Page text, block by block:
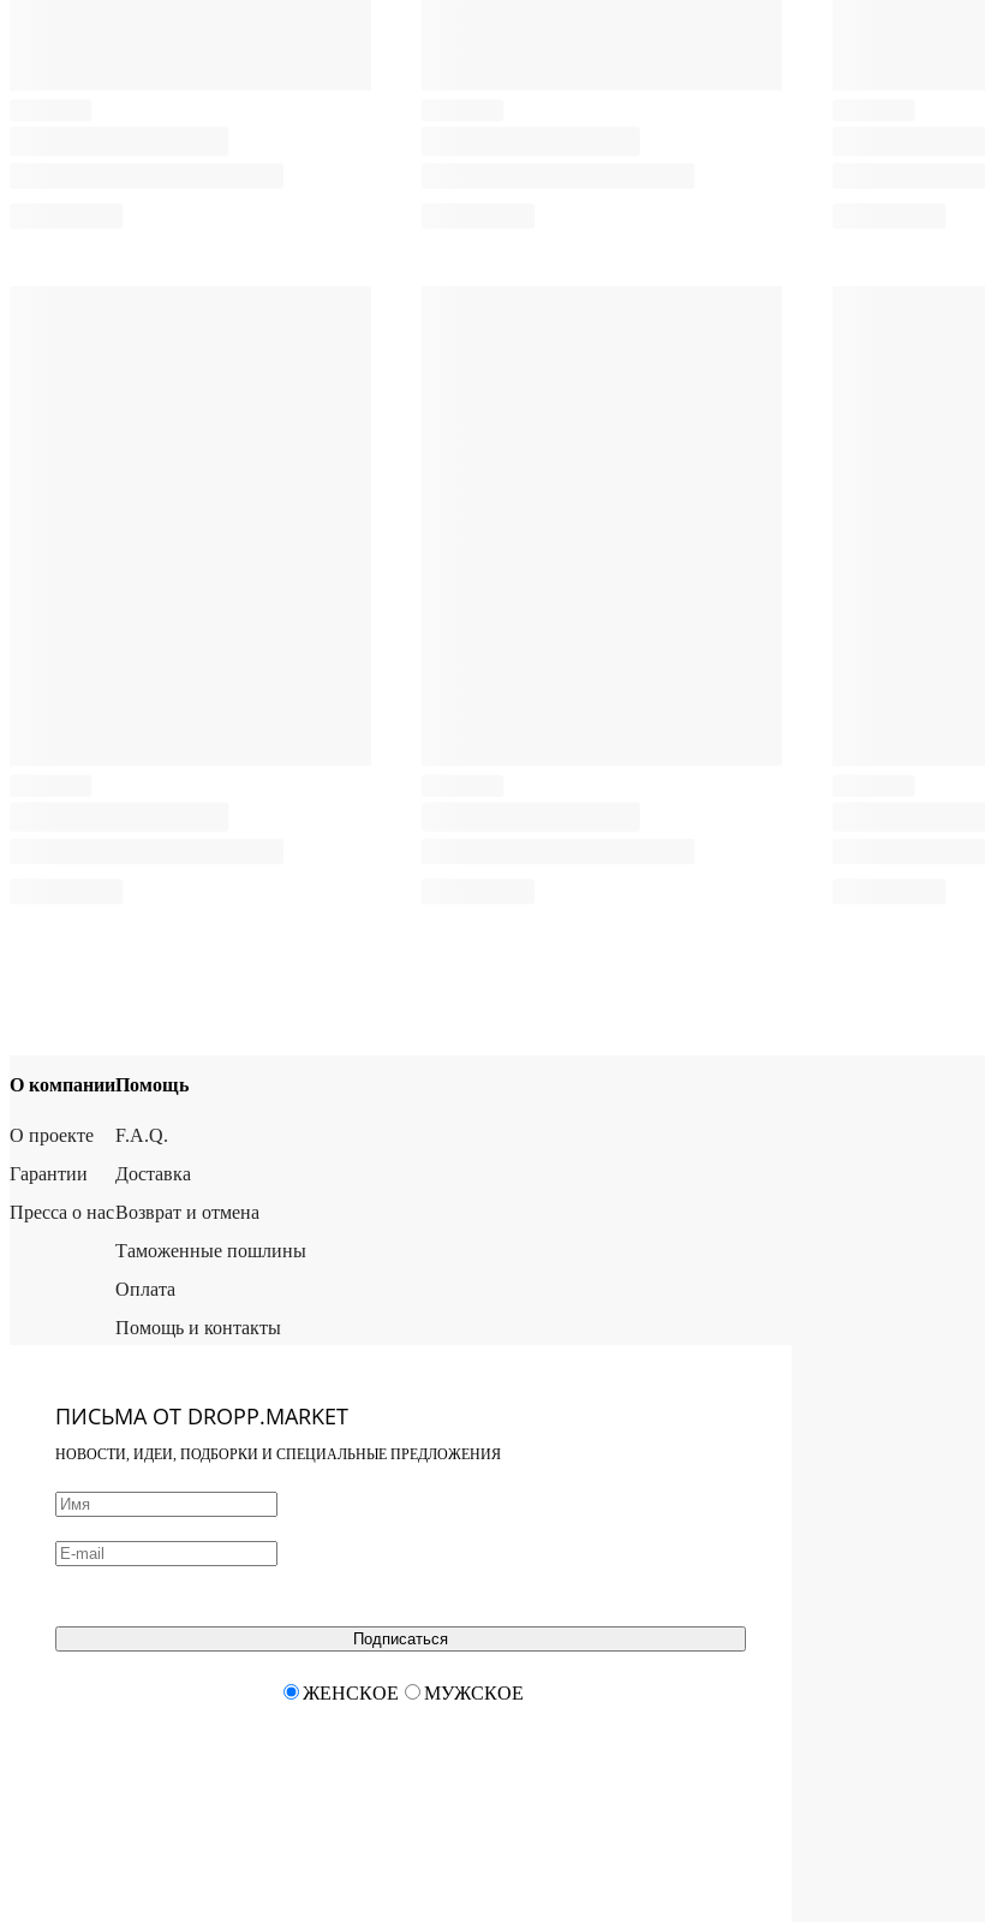
О компании
О проекте
Гарантии
Пресса о нас
Помощь
F.A.Q.
Доставка
Возврат и отмена
Таможенные пошлины
Оплата
Помощь и контакты
ПИСЬМА ОТ DROPP.MARKET
НОВОСТИ, ИДЕИ, ПОДБОРКИ И СПЕЦИАЛЬНЫЕ ПРЕДЛОЖЕНИЯ
Подписаться
ЖЕНСКОЕ МУЖСКОЕ